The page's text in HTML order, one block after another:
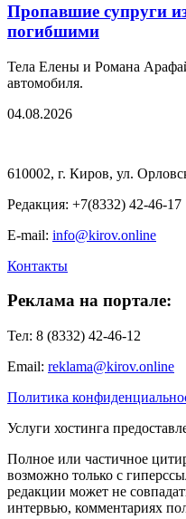
Пропавшие супруги
погибшими
Тела Елены и Романа
автомобиля.
04.08.2026
610002, г. Киров, ул.
Редакция: +7(8332) 42-46-17
E-mail: info@kirov.online
Контакты
Реклама на портале:
Тел: 8 (8332) 42-46-12
Email: reklama@kirov.online
Политика
Услуги хостинга
Полное или частичное
возможно только с
редакции может не
интервью, комментариях